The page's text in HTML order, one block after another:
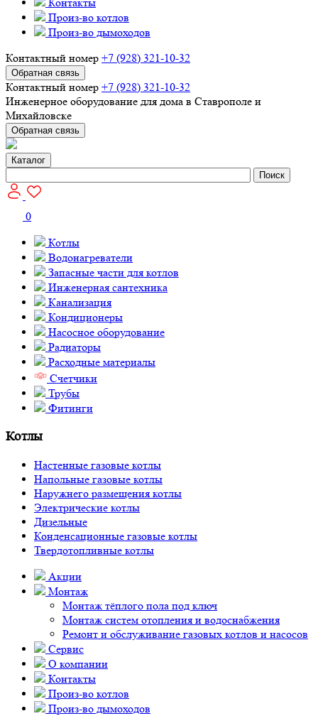
Произ-во котлов
Произ-во дымоходов
Контактный номер +7 (928) 321-10-32
Обратная связь
Контактный номер +7 (928) 321-10-32
Инженерное оборудование для дома в Ставрополе и
Михайловске
Обратная связь
Каталог
Поиск
0
Котлы
Водонагреватели
Запасные части для котлов
Инженерная сантехника
Канализация
Кондиционеры
Насосное оборудование
Радиаторы
Расходные материалы
Счетчики
Трубы
Фитинги
Котлы
Настенные газовые котлы
Напольные газовые котлы
Наружнего размещения котлы
Электрические котлы
Дизельные
Конденсационные газовые котлы
Твердотопливные котлы
Акции
Монтаж
Монтаж тёплого пола под ключ
Монтаж систем отопления и водоснабжения
Ремонт и обслуживание газовых котлов и насосов
Сервис
О компании
Контакты
Произ-во котлов
Произ-во дымоходов